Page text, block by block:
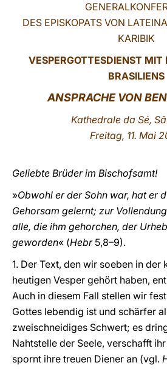
DES EPISKOPATS VON
KARIBIK
VESPERGOTTESDIENST MIT
BRASILIENS
ANSPRACHE VON
Kathedrale da Sé,
Freitag, 11. Mai
Geliebte Brüder im Bischofsamt!
»Obwohl er der Sohn war, hat er
Gehorsam gelernt; zur
alle, die ihm gehorchen, der
geworden« (Hebr5,8–9).
1. Der Text, den wir soeben in der
heutigen Vesper gehört haben,
Auch in diesem Fall stellen wir
Gottes lebendig ist und schärfer
zweischneidiges Schwert; es
Nahtstelle der Seele, verschafft
spornt ihre treuen Diener an (vgl.